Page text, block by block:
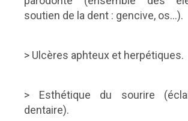
soutien de la dent : gencive, os…).
> Ulcères aphteux et herpétiques.
> Esthétique du sourire
dentaire).